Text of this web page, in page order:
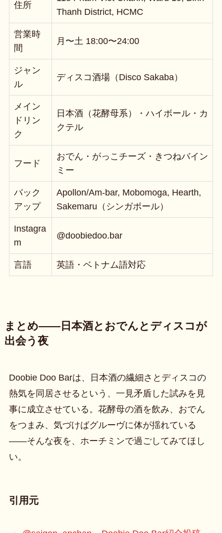
住所
Thanh District, HCMC
営業時
間
月〜土 18:00〜24:00
ジャン
ル
ディスコ酒場（Disco Sakaba）
メイン
ドリン
ク
日本酒（花酵母系）・ハイボール・カ
クテル
フード
おでん・がっこチーズ・きつねバイン
ミー
バック
アップ
Apollon/Am-bar, Mobomoga, Hearth,
Sakemaru（シンガポール）
Instagra
m
@doobiedoo.bar
言語 英語・ベトナム語対応
まとめ——日本酒とおでんとディスコが
出会う夜
Doobie Doo Barは、日本酒の繊細さとディスコの
熱気を同居させるという、一見矛盾した試みを見
事に成立させている。花酵母の酒を飲み、おでん
をつまみ、気づけばグルーヴに体が揺れている
——そんな夜を、ホーチミンで過ごしてみてほし
い。
引用元